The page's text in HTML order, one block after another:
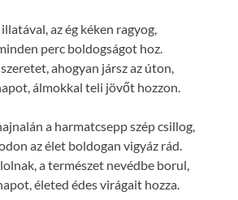
az ég kéken ragyog,
perc boldogságot hoz.
ahogyan jársz az úton,
álmokkal teli jövőt hozzon.
a harmatcsepp szép csillog,
az élet boldogan vigyáz rád.
a természet nevédbe borul,
életed édes virágait hozza.